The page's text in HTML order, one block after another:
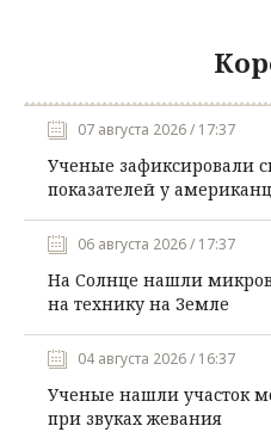
07 августа 2026 / 17:37
Ученые зафиксировали
показателей у
06 августа 2026 / 17:37
На Солнце нашли
на технику на Земле
04 августа 2026 / 16:37
Ученые нашли участок
при звуках жевания